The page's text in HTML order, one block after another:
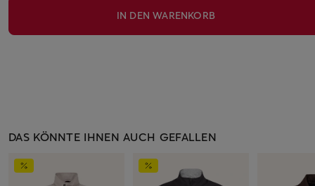
IN DEN WARENKORB
DAS KÖNNTE IHNEN AUCH GEFALLEN